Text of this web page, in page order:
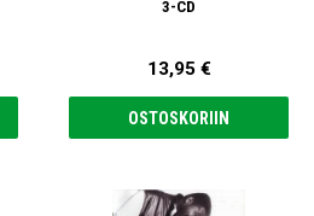
3-CD
13,95 €
OSTOSKORIIN